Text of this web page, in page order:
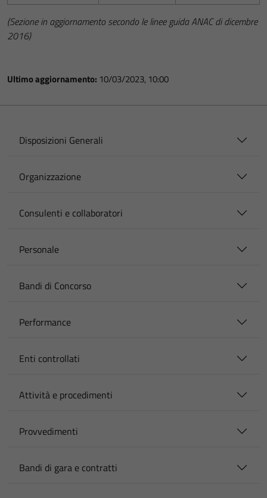
(Sezione in aggiornamento secondo le linee guida ANAC di dicembre
2016)
Ultimo aggiornamento: 10/03/2023, 10:00
Disposizioni Generali
Organizzazione
Consulenti e collaboratori
Personale
Bandi di Concorso
Performance
Enti controllati
Attività e procedimenti
Provvedimenti
Bandi di gara e contratti